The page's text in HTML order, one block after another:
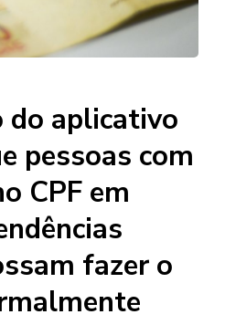
do aplicativo
pessoas com
CPF em
fazer o